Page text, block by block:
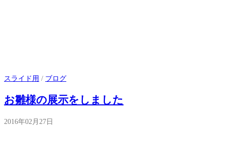
スライド用 / ブログ
お雛様の展示をしました
2016年02月27日